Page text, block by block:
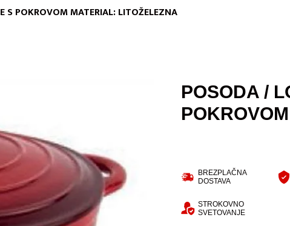
S POKROVOM MATERIAL: LITOŽELEZNA
POSODA /
BREZPLAČNA
DOSTAVA
STROKOVNO
SVETOVANJE